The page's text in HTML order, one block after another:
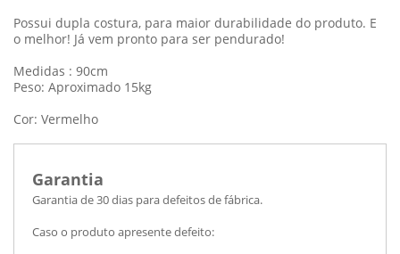
Possui dupla costura, para maior durabilidade do produto. E
o melhor! Já vem pronto para ser pendurado!
Medidas : 90cm
Peso: Aproximado 15kg
Cor: Vermelho
Garantia
Garantia de 30 dias para defeitos de fábrica.
Caso o produto apresente defeito: